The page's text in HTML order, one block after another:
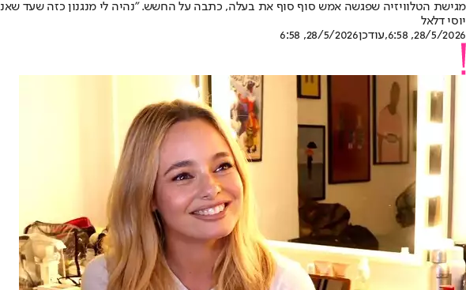
מגישת הטלוויזיה שפגשה אמש סוף סוף את בעלה, כתבה על החשש. "נהיה לי מנגנון כזה שעד
יוסי דלאל
28/5/2026, 6:58
,עודכן28/5/2026, 6:58